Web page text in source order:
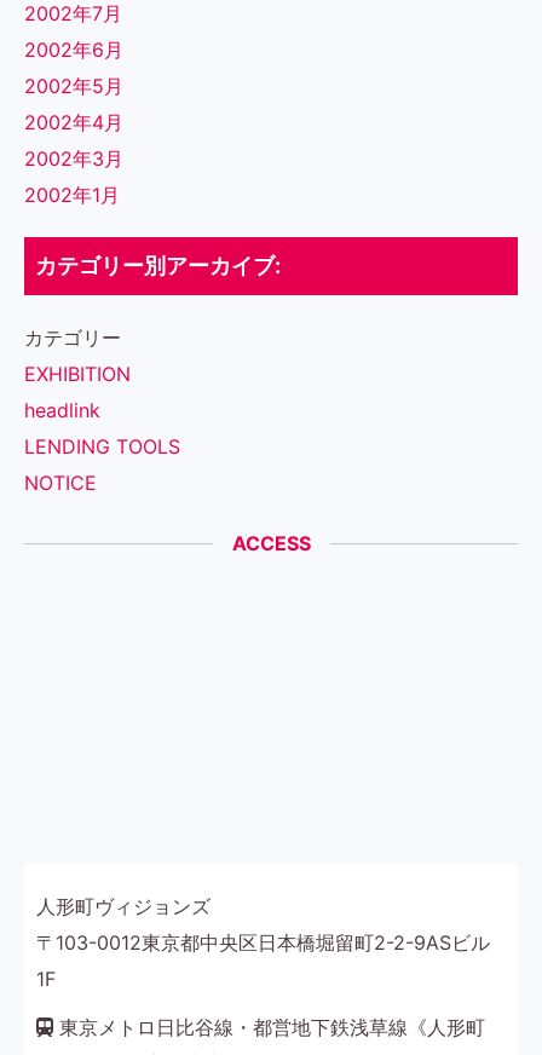
2002年7月
2002年6月
2002年5月
2002年4月
2002年3月
2002年1月
カテゴリー別アーカイブ:
カテゴリー
EXHIBITION
headlink
LENDING TOOLS
NOTICE
ACCESS
人形町ヴィジョンズ
〒103-0012東京都中央区日本橋堀留町2-2-9ASビル
1F
東京メトロ日比谷線・都営地下鉄浅草線《人形町